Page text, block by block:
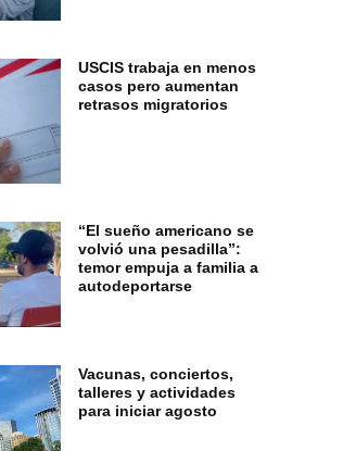
USCIS trabaja en menos
casos pero aumentan
retrasos migratorios
“El sueño americano se
volvió una pesadilla”:
temor empuja a familia a
autodeportarse
Vacunas, conciertos,
talleres y actividades
para iniciar agosto